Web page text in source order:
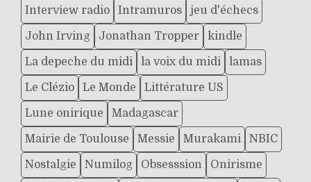
Interview radio Intramuros jeu d'échecs
John Irving Jonathan Tropper kindle
La depeche du midi la voix du midi lamas
Le Clézio Le Monde Littérature US
Lune onirique Madagascar
Mairie de Toulouse Messie Murakami NBIC
Nostalgie Numilog Obsesssion Onirisme